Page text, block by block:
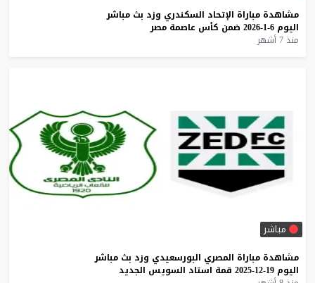
مشاهدة مباراة الإتحاد السكندري وزد بث مباشر
اليوم 6-1-2026 ضمن كأس عاصمة مصر
منذ 7 أشهر
مباشر
مشاهدة مباراة المصري البورسعيدي وزد بث مباشر
اليوم 19-12-2025 قمة استاد السويس الجديد